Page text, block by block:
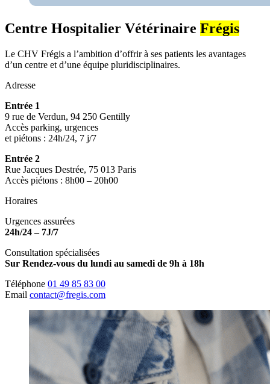
Centre Hospitalier Vétérinaire Frégis
Le CHV Frégis a l’ambition d’offrir à ses patients les avantages
d’un centre et d’une équipe pluridisciplinaires.
Adresse
Entrée 1
9 rue de Verdun, 94 250 Gentilly
Accès parking, urgences
et piétons : 24h/24, 7 j/7
Entrée 2
Rue Jacques Destrée, 75 013 Paris
Accès piétons : 8h00 – 20h00
Horaires
Urgences assurées
24h/24 – 7J/7
Consultation spécialisées
Sur Rendez-vous du lundi au samedi de 9h à 18h
Téléphone 01 49 85 83 00
Email contact@fregis.com